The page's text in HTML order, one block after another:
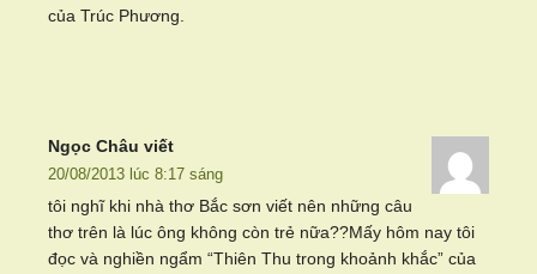
của Trúc Phương.
Ngọc Châu viết
20/08/2013 lúc 8:17 sáng
tôi nghĩ khi nhà thơ Bắc sơn viết nên những câu
thơ trên là lúc ông không còn trẻ nữa??Mấy hôm nay tôi
đọc và nghiền ngẩm “Thiên Thu trong khoảnh khắc” của